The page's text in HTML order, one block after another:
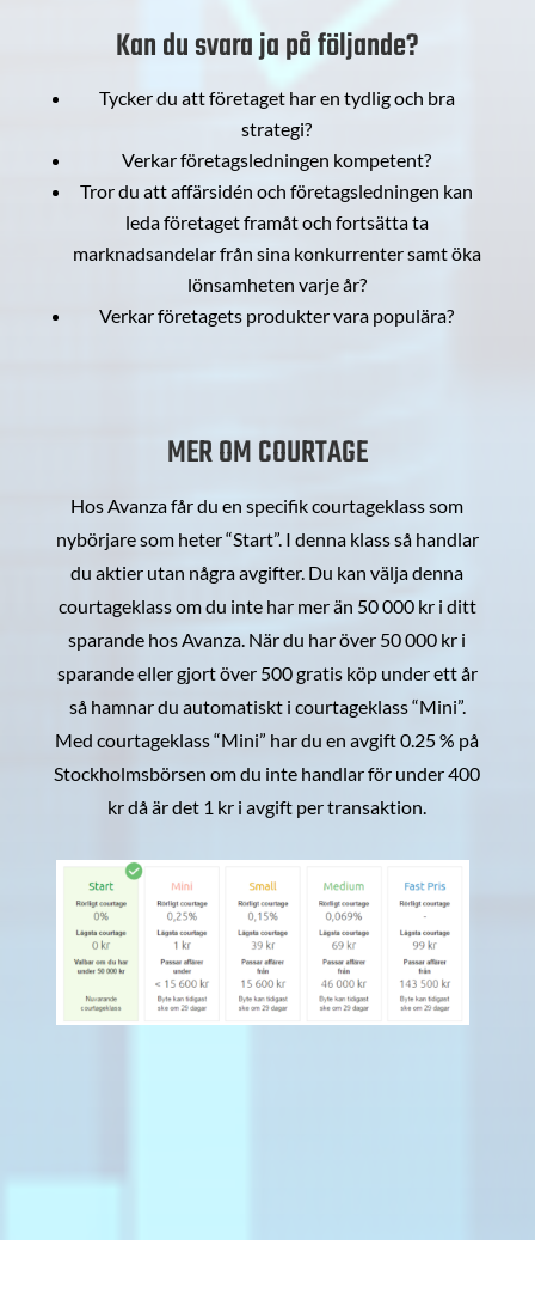
Kan du svara ja på följande?
Tycker du att företaget har en tydlig och bra
strategi?
Verkar företagsledningen kompetent?
Tror du att affärsidén och företagsledningen kan
leda företaget framåt och fortsätta ta
marknadsandelar från sina konkurrenter samt öka
lönsamheten varje år?
Verkar företagets produkter vara populära?
MER OM COURTAGE
Hos Avanza får du en specifik courtageklass som
nybörjare som heter “Start”. I denna klass så handlar
du aktier utan några avgifter. Du kan välja denna
courtageklass om du inte har mer än 50 000 kr i ditt
sparande hos Avanza. När du har över 50 000 kr i
sparande eller gjort över 500 gratis köp under ett år
så hamnar du automatiskt i courtageklass “Mini”.
Med courtageklass “Mini” har du en avgift 0.25 % på
Stockholmsbörsen om du inte handlar för under 400
kr då är det 1 kr i avgift per transaktion.